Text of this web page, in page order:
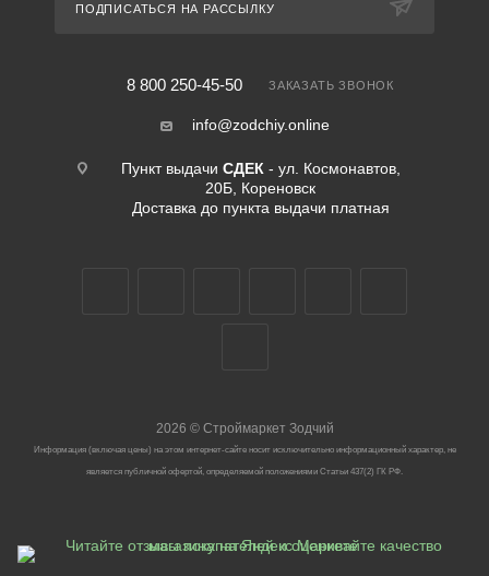
ПОДПИСАТЬСЯ НА РАССЫЛКУ
8 800 250-45-50 ЗАКАЗАТЬ ЗВОНОК
info@zodchiy.online
Пункт выдачи СДЕК - ул. Космонавтов,
20Б, Кореновск
Доставка до пункта выдачи платная
2026 ©Строймаркет Зодчий
Информация (включая цены) на этом интернет-сайте носит исключительно информационный характер, не
является публичной офертой, определяемой положениями Статьи 437(2) ГК РФ.